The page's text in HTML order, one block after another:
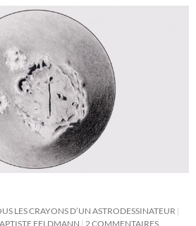
LES CRAYONS D’UN ASTRODESSINATEUR
FELDMANN 2 COMMENTAIRES